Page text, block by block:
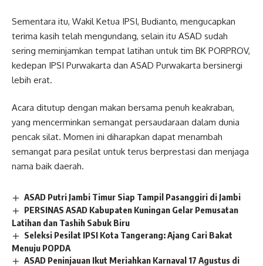
Sementara itu, Wakil Ketua IPSI, Budianto, mengucapkan
terima kasih telah mengundang, selain itu ASAD sudah
sering meminjamkan tempat latihan untuk tim BK PORPROV,
kedepan IPSI Purwakarta dan ASAD Purwakarta bersinergi
lebih erat.
Acara ditutup dengan makan bersama penuh keakraban,
yang mencerminkan semangat persaudaraan dalam dunia
pencak silat. Momen ini diharapkan dapat menambah
semangat para pesilat untuk terus berprestasi dan menjaga
nama baik daerah.
ASAD Putri Jambi Timur Siap Tampil Pasanggiri di Jambi
PERSINAS ASAD Kabupaten Kuningan Gelar Pemusatan
Latihan dan Tashih Sabuk Biru
Seleksi Pesilat IPSI Kota Tangerang: Ajang Cari Bakat
Menuju POPDA
ASAD Peninjauan Ikut Meriahkan Karnaval 17 Agustus di